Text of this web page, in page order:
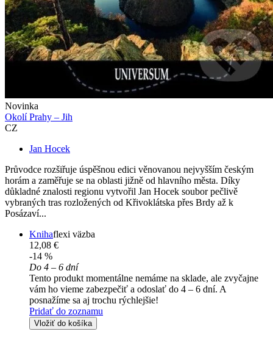
Novinka
Okolí Prahy – Jih
CZ
Jan Hocek
Průvodce rozšiřuje úspěšnou edici věnovanou nejvyšším českým
horám a zaměřuje se na oblasti jižně od hlavního města. Díky
důkladné znalosti regionu vytvořil Jan Hocek soubor pečlivě
vybraných tras rozložených od Křivoklátska přes Brdy až k
Posázaví...
Knihaflexi väzba
12,08 €
-14 %
Do 4 – 6 dní
Tento produkt momentálne nemáme na sklade, ale zvyčajne
vám ho vieme zabezpečiť a odoslať do 4 – 6 dní. A
posnažíme sa aj trochu rýchlejšie!
Pridať do zoznamu
Vložiť do košíka